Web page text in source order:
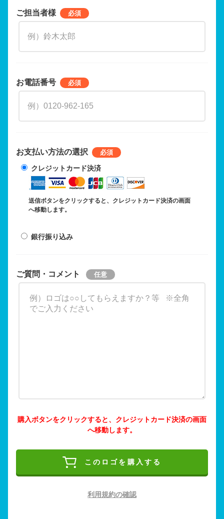
ご担当者様
お電話番号
お支払い方法の選択
クレジットカード決済
送信ボタンをクリックすると、クレジットカード決済の画面
へ移動します。
銀行振り込み
ご質問・コメント
購入ボタンをクリックすると、クレジットカード決済の画面
へ移動します。
このロゴを購入する
利用規約の確認